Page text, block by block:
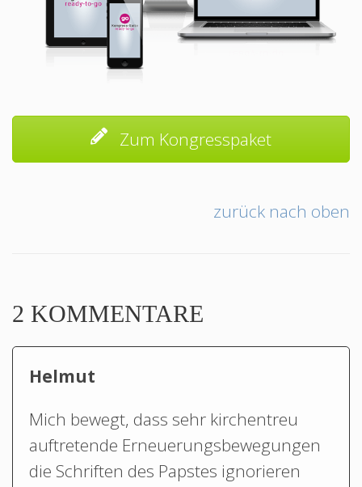
Zum Kongresspaket
zurück nach oben
2 KOMMENTARE
Helmut
Mich bewegt, dass sehr kirchentreu
auftretende Erneuerungsbewegungen
die Schriften des Papstes ignorieren